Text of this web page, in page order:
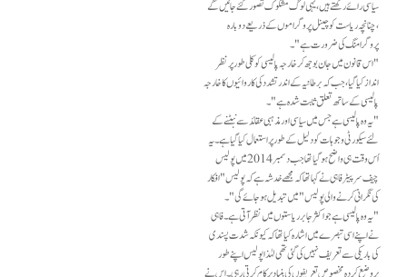
سیاسی رائے رکھتے ہیں، یہی لوگ مشکوک تصور کئے جائیں گے
،چنانچہ ریاست کو چینل پروگراموں کے ذریعے دوبارہ
پروگرامنگ کی ضرورت ہے"۔
"اس قانون میں جان بوجھ کر خارجہ پالیسی کو کلی طور پر نظر
انداز کیا گیا ، جب کہ برطا نیہ کے اندر تشدد کی کاروائیوں کا خارجہ
پالیسی کے ساتھ تعلق ثابت شدہ ہے"۔
"یہ وہ پالیسی ہے جس میں سیاسی اور مذہبی عقائد سے نبٹنے کے
لئے سیکورٹی وجوہات کو دلیل کے طور پر استعمال کیا گیا ہے۔ یہ
اُس وقت ہی واضح ہوگیا تھا جب دسمبر 2014 میں پولیس
چیف سر پیٹر فاہی نے کہا تھا کہ مجھے خدشہ ہے کہ پولیس "افکار
کی نگرانی کرنے والی پولیس" میں تبدیل ہوجائے گی"۔
"یہ وہ پالیسی ہے جو اکثر جابر ریاستوں میں نظر آتی ہے۔ فاہی
نے اپنے اسی تبصرے میں اشارہ کیا تھا کہ کیونکہ شدت پسندی
کی باریکی سے تعریف نہیں کی گئی تھی لہٰذا پولیس اپنے طور
پروضع کردہ مخصوص تعریفوں کی بنیاد پر کام کرتی رہی۔ اس نے